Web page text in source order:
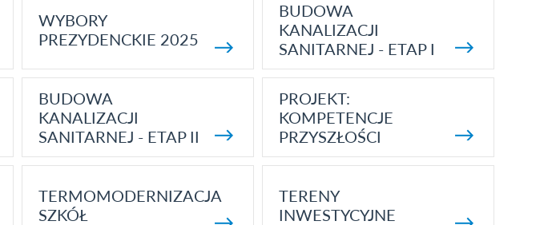
WYBORY
PREZYDENCKIE 2025
BUDOWA
KANALIZACJI
SANITARNEJ - ETAP I
BUDOWA
KANALIZACJI
SANITARNEJ - ETAP II
PROJEKT:
KOMPETENCJE
PRZYSZŁOŚCI
TERMOMODERNIZACJA
SZKÓŁ
TERENY
INWESTYCYJNE